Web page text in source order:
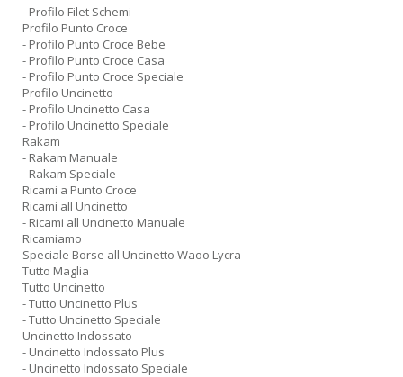
- Profilo Filet Schemi
Profilo Punto Croce
- Profilo Punto Croce Bebe
- Profilo Punto Croce Casa
- Profilo Punto Croce Speciale
Profilo Uncinetto
- Profilo Uncinetto Casa
- Profilo Uncinetto Speciale
Rakam
- Rakam Manuale
- Rakam Speciale
Ricami a Punto Croce
Ricami all Uncinetto
- Ricami all Uncinetto Manuale
Ricamiamo
Speciale Borse all Uncinetto Waoo Lycra
Tutto Maglia
Tutto Uncinetto
- Tutto Uncinetto Plus
- Tutto Uncinetto Speciale
Uncinetto Indossato
- Uncinetto Indossato Plus
- Uncinetto Indossato Speciale